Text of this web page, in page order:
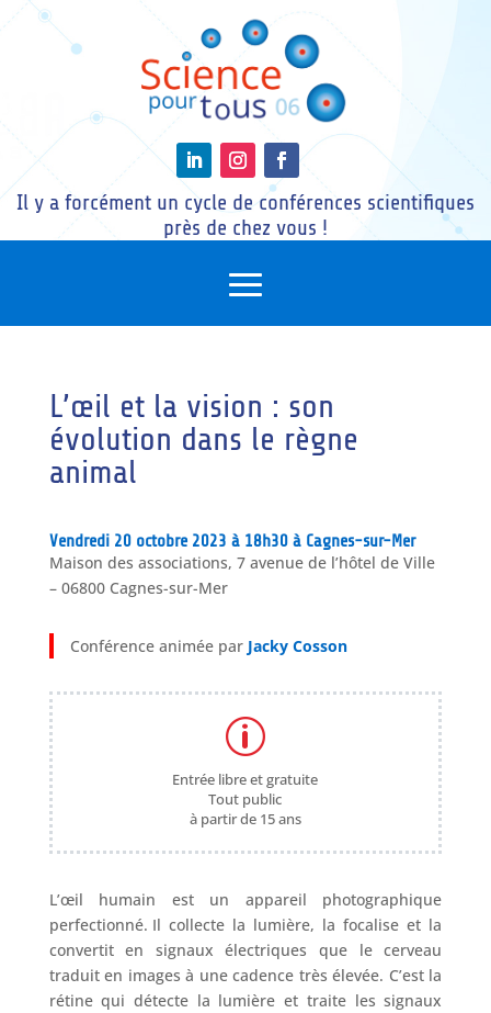
Il y a forcément un cycle de conférences scientifiques
près de chez vous !
L’œil et la vision : son
évolution dans le règne
animal
Vendredi 20 octobre 2023 à 18h30 à Cagnes-sur-Mer
Maison des associations, 7 avenue de l’hôtel de Ville
– 06800 Cagnes-sur-Mer
Conférence animée par Jacky Cosson
p
Entrée libre et gratuite
Tout public
à partir de 15 ans
L’œil humain est un appareil photographique
perfectionné. Il collecte la lumière, la focalise et la
convertit en signaux électriques que le cerveau
traduit en images à une cadence très élevée. C’est la
rétine qui détecte la lumière et traite les signaux